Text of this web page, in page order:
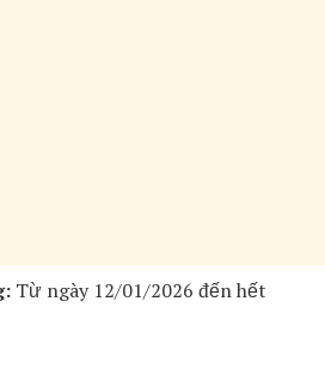
Từ ngày 12/01/2026 đến hết